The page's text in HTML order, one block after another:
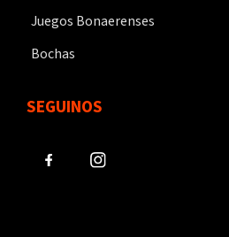
Juegos Bonaerenses
Bochas
SEGUINOS